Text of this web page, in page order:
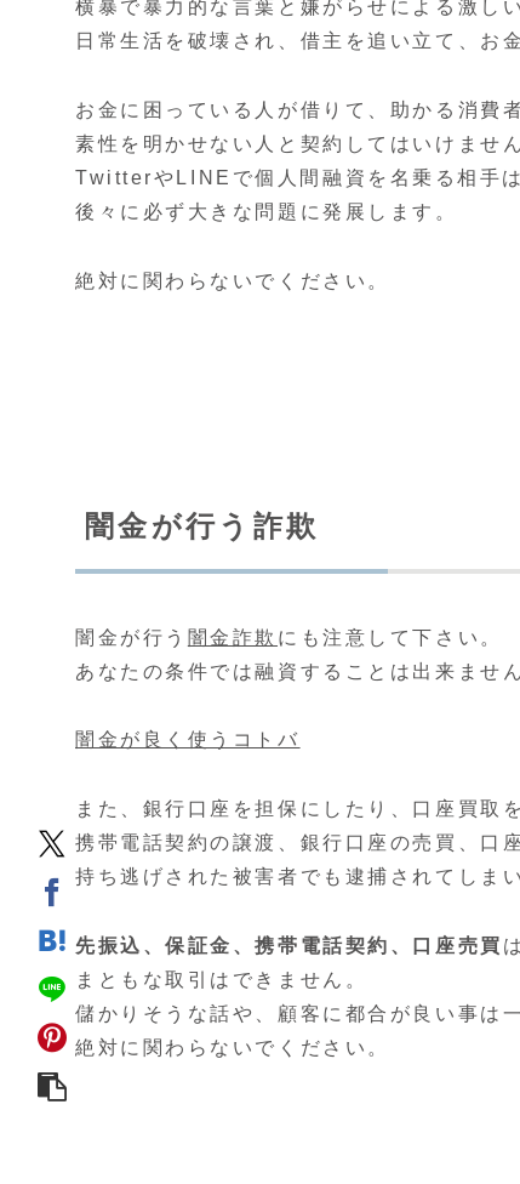
横暴で暴力的な言葉と嫌がらせによる激し
日常生活を破壊され、借主を追い立て、お
お金に困っている人が借りて、助かる消費
素性を明かせない人と契約してはいけません
TwitterやLINEで個人間融資を名乗る相手は
後々に必ず大きな問題に発展します。
絶対に関わらないでください。
闇金が行う詐欺
闇金が行う 闇金詐欺 にも注意して下さい。
あなたの条件では融資することは出来ませ
闇金が良く使うコトバ
また、銀行口座を担保にしたり、口座買取
携帯電話契約の譲渡、銀行口座の売買、口
持ち逃げされた被害者でも逮捕されてしま
先振込、保証金、携帯電話契約、口座売買
まともな取引はできません。
儲かりそうな話や、顧客に都合が良い事は
絶対に関わらないでください。